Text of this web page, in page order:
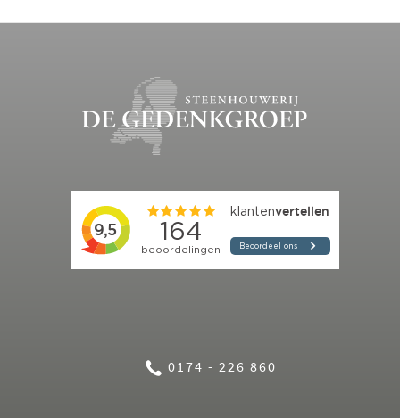
0174 - 226 860